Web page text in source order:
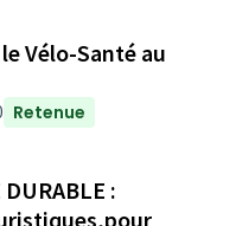
Vélo-Santé au
Retenue
: